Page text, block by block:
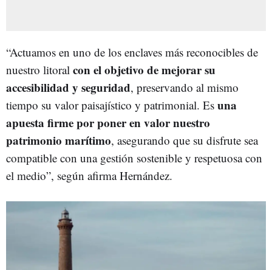
“Actuamos en uno de los enclaves más reconocibles de
nuestro litoral con el objetivo de mejorar su
accesibilidad y seguridad, preservando al mismo
tiempo su valor paisajístico y patrimonial. Es una
apuesta firme por poner en valor nuestro
patrimonio marítimo, asegurando que su disfrute sea
compatible con una gestión sostenible y respetuosa con
el medio”, según afirma Hernández.